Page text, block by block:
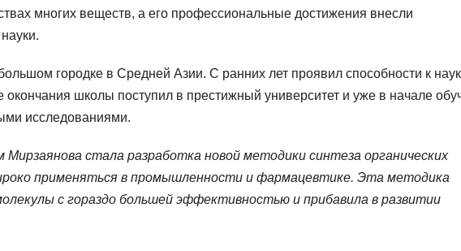
многих веществ, а его профессиональные достижения внесли
городке в Средней Азии. С ранних лет проявил способности к
окончания школы поступил в престижный университет и уже в начале
исследованиями.
стала разработка новой методики синтеза органических
применяться в промышленности и фармацевтике. Эта методика
с гораздо большей эффективностью и прибавила в развитии